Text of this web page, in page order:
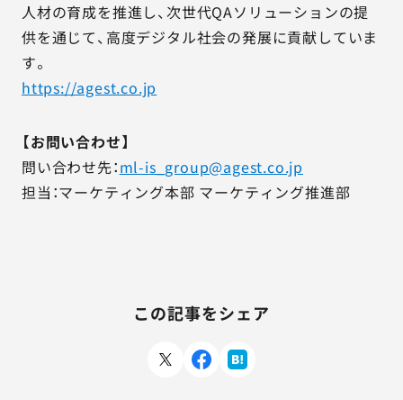
人材の育成を推進し、次世代QAソリューションの提
供を通じて、高度デジタル社会の発展に貢献していま
す。
https://agest.co.jp
【お問い合わせ】
問い合わせ先：ml-is_group@agest.co.jp
担当：マーケティング本部 マーケティング推進部
この記事をシェア